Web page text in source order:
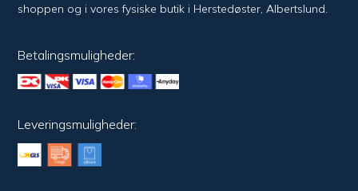
shoppen og i vores fysiske butik i Her­sted­øster, Alberts­lund.
Betalingsmuligheder:
Leveringsmuligheder: